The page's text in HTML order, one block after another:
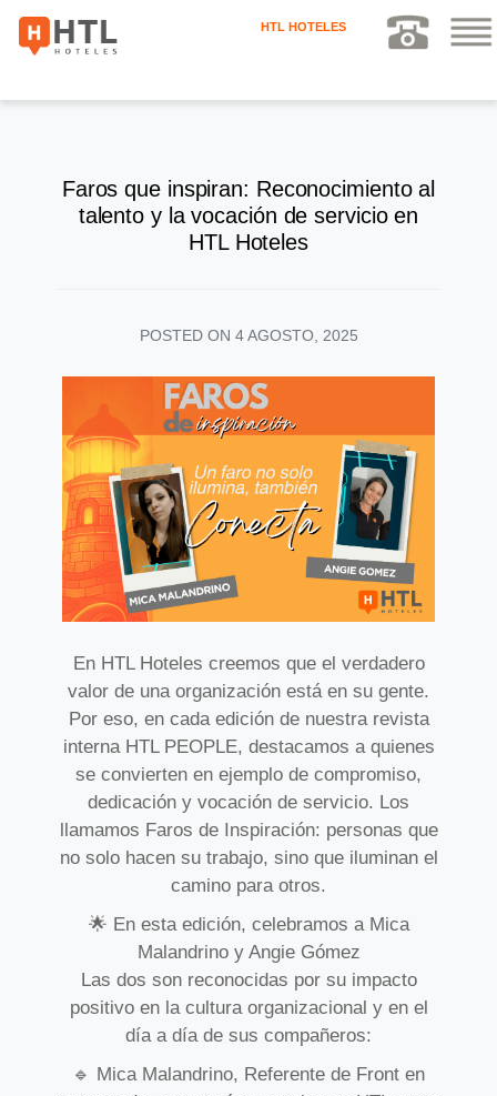
HTL HOTELES
Faros que inspiran: Reconocimiento al
talento y la vocación de servicio en
HTL Hoteles
POSTED ON 4 AGOSTO, 2025
En HTL Hoteles creemos que el verdadero
valor de una organización está en su gente.
Por eso, en cada edición de nuestra revista
interna HTL PEOPLE, destacamos a quienes
se convierten en ejemplo de compromiso,
dedicación y vocación de servicio. Los
llamamos Faros de Inspiración: personas que
no solo hacen su trabajo, sino que iluminan el
camino para otros.
🌟 En esta edición, celebramos a Mica
Malandrino y Angie Gómez
Las dos son reconocidas por su impacto
positivo en la cultura organizacional y en el
día a día de sus compañeros:
🔹 Mica Malandrino, Referente de Front en